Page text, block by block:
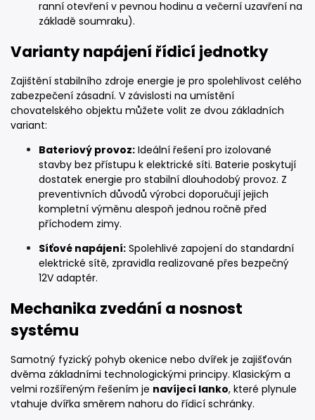
ranní otevření v pevnou hodinu a večerní uzavření na
základě soumraku).
Varianty napájení řídicí jednotky
Zajištění stabilního zdroje energie je pro spolehlivost celého
zabezpečení zásadní. V závislosti na umístění
chovatelského objektu můžete volit ze dvou základních
variant:
Bateriový provoz: Ideální řešení pro izolované
stavby bez přístupu k elektrické síti. Baterie poskytují
dostatek energie pro stabilní dlouhodobý provoz. Z
preventivních důvodů výrobci doporučují jejich
kompletní výměnu alespoň jednou ročně před
příchodem zimy.
Síťové napájení: Spolehlivé zapojení do standardní
elektrické sítě, zpravidla realizované přes bezpečný
12V adaptér.
Mechanika zvedání a nosnost
systému
Samotný fyzický pohyb okenice nebo dvířek je zajišťován
dvěma základními technologickými principy. Klasickým a
velmi rozšířeným řešením je navíjecí lanko, které plynule
vtahuje dvířka směrem nahoru do řídicí schránky.